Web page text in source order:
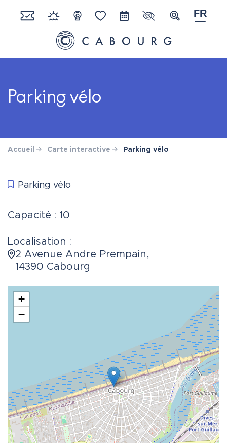
Ville de Cabourg
RéserverMétéoWebcamFavorisAgendaParamètres
Recherche
FR
Parking vélo
Accueil Carte interactive Parking vélo
Parking vélo
Capacité : 10
Localisation :
2 Avenue Andre Prempain,
14390 Cabourg
+
−